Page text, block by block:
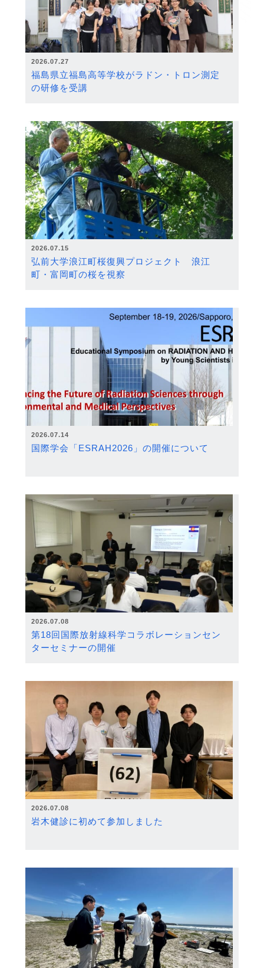
2026.07.27
福島県立福島高等学校がラドン・トロン測定
の研修を受講
2026.07.15
弘前大学浪江町桜復興プロジェクト 浪江
町・富岡町の桜を視察
2026.07.14
国際学会「ESRAH2026」の開催について
2026.07.08
第18回国際放射線科学コラボレーションセン
ターセミナーの開催
2026.07.08
岩木健診に初めて参加しました